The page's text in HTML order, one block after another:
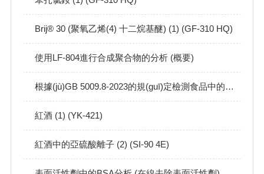
Brij® 30 (聚氧乙烯(4) 十二烷基醚) (1) (GF-310 HQ)
使用LF-804進行合成聚合物的分析 (概要)
根據(jù)GB 5009.8-2023的規(guī)定檢測食品中的果糖、葡萄糖、蔗糖、麥芽糖和乳糖
紅酒 (1) (YK-421)
紅酒中的亞硫酸離子 (2) (SI-90 4E)